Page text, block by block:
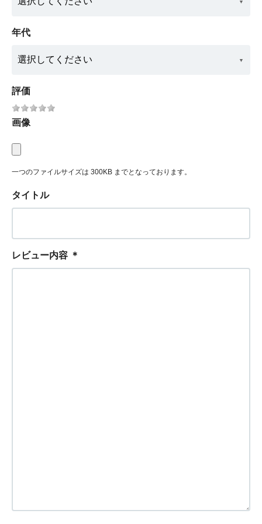
年代
評価
画像
一つのファイルサイズは 300KB までとなっております。
タイトル
レビュー内容 ＊